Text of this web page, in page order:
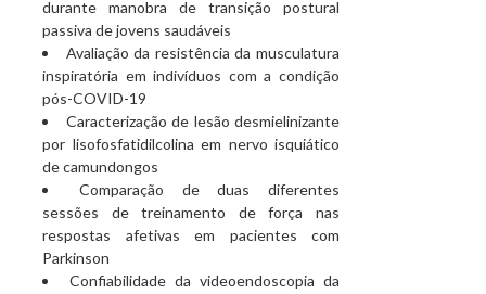
durante manobra de transição postural
passiva de jovens saudáveis
Avaliação da resistência da musculatura
inspiratória em indivíduos com a condição
pós-COVID-19
Caracterização de lesão desmielinizante
por lisofosfatidilcolina em nervo isquiático
de camundongos
Comparação de duas diferentes
sessões de treinamento de força nas
respostas afetivas em pacientes com
Parkinson
Confiabilidade da videoendoscopia da